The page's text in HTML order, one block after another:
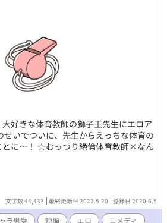
好きな体育教師の獅子王先生にエロア
せいでついに、先生からえっちな体育の
とに…！ ☆むっつり絶倫体育教師×なん
文字数 44,433 最終更新日 2022.5.20 登録日 2020.6.5
ラ男受 短編 エロ
コメディ